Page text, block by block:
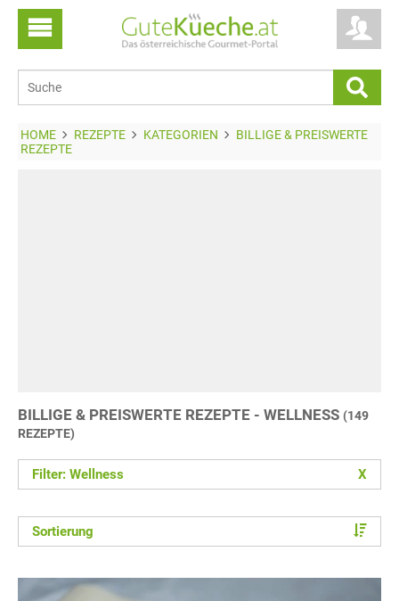
HOME REZEPTE KATEGORIEN
BILLIGE & PREISWERTE
REZEPTE
BILLIGE & PREISWERTE REZEPTE - WELLNESS (149
REZEPTE)
Filter: Wellness X
Sortierung